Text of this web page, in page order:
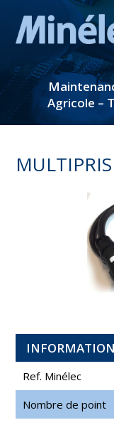
Agricole –
Ref. Minélec
Nombre de point